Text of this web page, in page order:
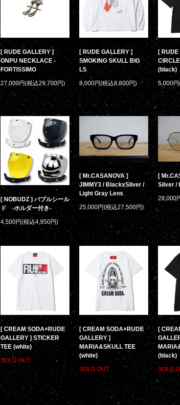
[ RUDE GALLERY ]
ONPU NECKLACE -
FORTISSIMO
27,000円(税込29,700円)
[ RUDE GALLERY ]
SMOKING SKULL BIG
LS
8,000円(税込8,800円)
[
(black)
5,000
[ NOBUDZ ] バブルシール
ド -ホルダー付き-
4,500円(税込4,950円)
[ Mr.CASANOVA ]
JIMMY3 / BlackxSilver /
Light Gray Lens
25,000円(税込27,500円)
[
Silver /
28,000
[ CREAM SODA×RUDE
GALLERY ] STICKER
TEE (white)
SOLD OUT
[ CREAM SODA×RUDE
GALLERY ]
MARIA&SKULL TEE
(white)
SOLD OUT
[
(black)
SOLD